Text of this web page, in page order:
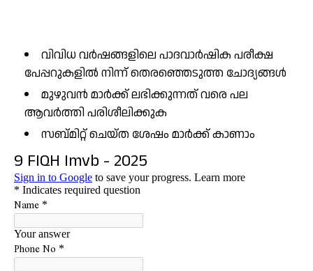
വിവിധ വർഷങ്ങളിലെ പാദവാർഷിക പരീക്ഷ
പേപ്പറുകളിൽ നിന്ന് തെരഞ്ഞെടുത്ത ചോദ്യങ്ങൾ
മുഴുവൻ മാർക്ക് ലഭിക്കുന്നത് വരെ പല
ആവർത്തി പരിശീലിക്കുക
സബ്മിറ്റ് ചെയ്ത ശേഷം മാർക്ക് കാണാം